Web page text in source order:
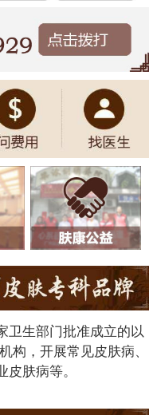
卫生部门批准成立的以
构，开展常见皮肤病、
肤病等。